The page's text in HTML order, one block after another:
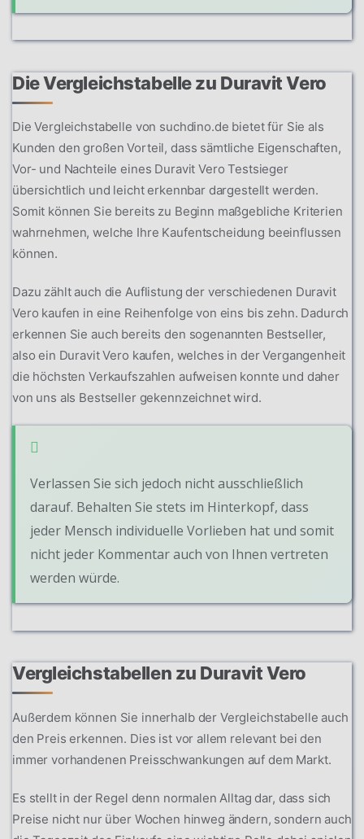
Die Vergleichstabelle zu Duravit Vero
Die Vergleichstabelle von suchdino.de bietet für Sie als
Kunden den großen Vorteil, dass sämtliche Eigenschaften,
Vor- und Nachteile eines Duravit Vero Testsieger
übersichtlich und leicht erkennbar dargestellt werden.
Somit können Sie bereits zu Beginn maßgebliche Kriterien
wahrnehmen, welche Ihre Kaufentscheidung beeinflussen
können.
Dazu zählt auch die Auflistung der verschiedenen Duravit
Vero kaufen in eine Reihenfolge von eins bis zehn. Dadurch
erkennen Sie auch bereits den sogenannten Bestseller,
also ein Duravit Vero kaufen, welches in der Vergangenheit
die höchsten Verkaufszahlen aufweisen konnte und daher
von uns als Bestseller gekennzeichnet wird.
Verlassen Sie sich jedoch nicht ausschließlich
darauf. Behalten Sie stets im Hinterkopf, dass
jeder Mensch individuelle Vorlieben hat und somit
nicht jeder Kommentar auch von Ihnen vertreten
werden würde.
Vergleichstabellen zu Duravit Vero
Außerdem können Sie innerhalb der Vergleichstabelle auch
den Preis erkennen. Dies ist vor allem relevant bei den
immer vorhandenen Preisschwankungen auf dem Markt.
Es stellt in der Regel denn normalen Alltag dar, dass sich
Preise nicht nur über Wochen hinweg ändern, sondern auch